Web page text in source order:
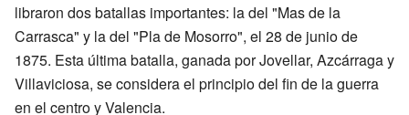
libraron dos batallas importantes: la del "Mas de la
Carrasca" y la del "Pla de Mosorro", el 28 de junio de
1875. Esta última batalla, ganada por Jovellar, Azcárraga y
Villaviciosa, se considera el principio del fin de la guerra
en el centro y Valencia.